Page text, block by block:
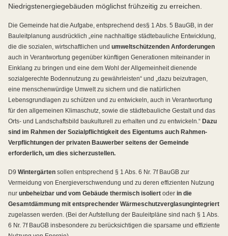
Niedrigstenergiegebäuden möglichst frühzeitig zu erreichen.
Die Gemeinde hat die Aufgabe, entsprechend des§ 1 Abs. 5 BauGB, in der
Bauleitplanung ausdrücklich „eine nachhaltige städtebauliche Entwicklung,
die die sozialen, wirtschaftlichen und umweltschützenden Anforderungen
auch in Verantwortung gegenüber künftigen Generationen miteinander in
Einklang zu bringen und eine dem Wohl der Allgemeinheit dienende
sozialgerechte Bodennutzung zu gewährleisten“ und „dazu beizutragen,
eine menschenwürdige Umwelt zu sichern und die natürlichen
Lebensgrundlagen zu schützen und zu entwickeln, auch in Verantwortung
für den allgemeinen Klimaschutz, sowie die städtebauliche Gestalt und das
Orts- und Landschaftsbild baukulturell zu erhalten und zu entwickeln.“ Dazu
sind im Rahmen der Sozialpflichtigkeit des Eigentums auch Rahmen-
Verpflichtungen der privaten Bauwerber seitens der Gemeinde
erforderlich, um dies sicherzustellen.
D9 Wintergärten sollen entsprechend § 1 Abs. 6 Nr. 7f BauGB zur
Vermeidung von Energieverschwendung und zu deren effizienten Nutzung
nur unbeheizbar und vom Gebäude thermisch isoliert oder in die
Gesamtdämmung mit entsprechender Wärmeschutzverglasungintegriert
zugelassen werden. (Bei der Aufstellung der Bauleitpläne sind nach § 1 Abs.
6 Nr. 7f BauGB insbesondere zu berücksichtigen die sparsame und effiziente